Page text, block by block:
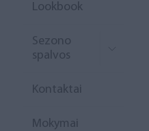
Lookbook
Sezono
spalvos
Kontaktai
Mokymai